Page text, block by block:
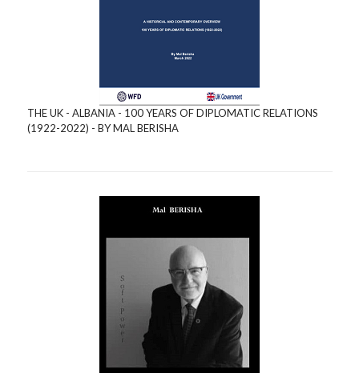
THE UK - ALBANIA - 100 YEARS OF DIPLOMATIC RELATIONS
(1922-2022) - BY MAL BERISHA